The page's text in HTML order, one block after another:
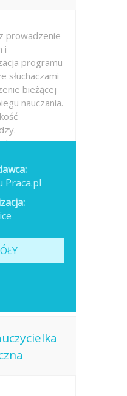
prowadzenie
i
programu
słuchaczami
bieżącej
nauczania.
Praca.pl